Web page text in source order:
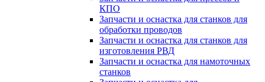
КПО
Запчасти и оснастка для станков для
обработки проводов
Запчасти и оснастка для станков для
изготовления РВД
Запчасти и оснастка для намоточных
станков